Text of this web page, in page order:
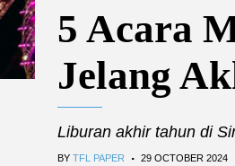
5 Acara
Jelang
Liburan akhir tahun di
BY TFL PAPER . 29 OCTOBER 2024